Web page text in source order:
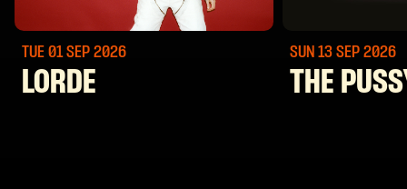
TUE 01 SEP 2026
LORDE
SUN 13 SEP 2026
THE